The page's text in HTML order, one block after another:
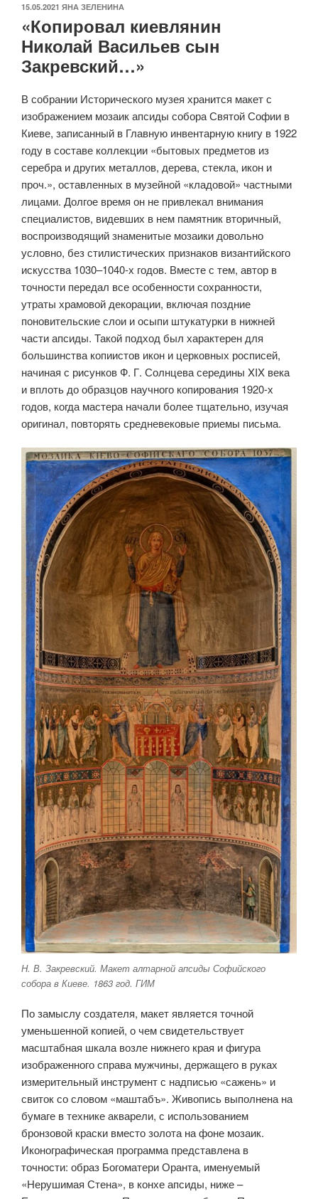
ОПУБЛИКОВАНО
15.05.2021 ЯНА ЗЕЛЕНИНА
«Копировал киевлянин
Николай Васильев сын
Закревский…»
В собрании Исторического музея хранится макет с
изображением мозаик апсиды собора Святой Софии в
Киеве, записанный в Главную инвентарную книгу в 1922
году в составе коллекции «бытовых предметов из
серебра и других металлов, дерева, стекла, икон и
проч.», оставленных в музейной «кладовой» частными
лицами. Долгое время он не привлекал внимания
специалистов, видевших в нем памятник вторичный,
воспроизводящий знаменитые мозаики довольно
условно, без стилистических признаков византийского
искусства 1030–1040-х годов. Вместе с тем, автор в
точности передал все особенности сохранности,
утраты храмовой декорации, включая поздние
поновительские слои и осыпи штукатурки в нижней
части апсиды. Такой подход был характерен для
большинства копиистов икон и церковных росписей,
начиная с рисунков Ф. Г. Солнцева середины XIX века
и вплоть до образцов научного копирования 1920-х
годов, когда мастера начали более тщательно, изучая
оригинал, повторять средневековые приемы письма.
Н. В. Закревский. Макет алтарной апсиды Софийского
собора в Киеве. 1863 год. ГИМ
По замыслу создателя, макет является точной
уменьшенной копией, о чем свидетельствует
масштабная шкала возле нижнего края и фигура
изображенного справа мужчины, держащего в руках
измерительный инструмент с надписью «сажень» и
свиток со словом «маштабъ». Живопись выполнена на
бумаге в технике акварели, с использованием
бронзовой краски вместо золота на фоне мозаик.
Иконографическая программа представлена в
точности: образ Богоматери Оранта, именуемый
«Нерушимая Стена», в конхе апсиды, ниже –